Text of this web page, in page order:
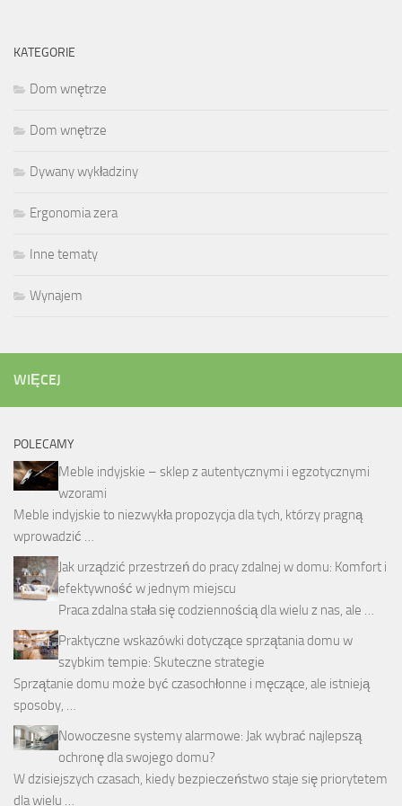
KATEGORIE
Dom wnętrze
Dom wnętrze
Dywany wykładziny
Ergonomia zera
Inne tematy
Wynajem
WIĘCEJ
POLECAMY
Meble indyjskie – sklep z autentycznymi i egzotycznymi
wzorami
Meble indyjskie to niezwykła propozycja dla tych, którzy pragną
wprowadzić …
Jak urządzić przestrzeń do pracy zdalnej w domu: Komfort i
efektywność w jednym miejscu
Praca zdalna stała się codziennością dla wielu z nas, ale …
Praktyczne wskazówki dotyczące sprzątania domu w
szybkim tempie: Skuteczne strategie
Sprzątanie domu może być czasochłonne i męczące, ale istnieją
sposoby, …
Nowoczesne systemy alarmowe: Jak wybrać najlepszą
ochronę dla swojego domu?
W dzisiejszych czasach, kiedy bezpieczeństwo staje się priorytetem
dla wielu …